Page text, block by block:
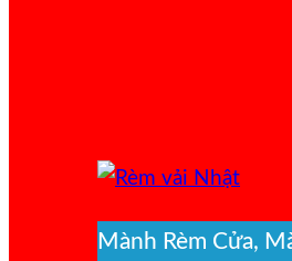
Mành Rèm Cửa,